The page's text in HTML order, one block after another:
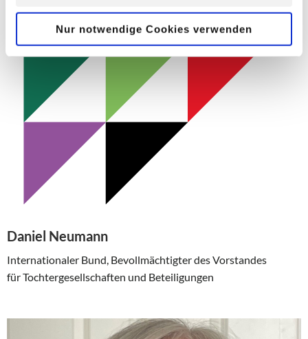
Bereitstellung der von Ihnen aufgerufenen Website-
Funktionen sind. Diese Cookies setzen wir aufgrund
berechtigter Interessen und daher unabhängig von einer
Einwilligung.
Nur notwendige Cookies verwenden
Daniel Neumann
Internationaler Bund, Bevollmächtigter des Vorstandes
für Tochtergesellschaften und Beteiligungen